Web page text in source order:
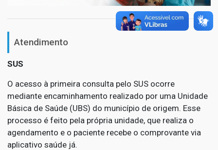
Atendimento
SUS
O acesso à primeira consulta pelo SUS ocorre
mediante encaminhamento realizado por uma Unidade
Básica de Saúde (UBS) do município de origem. Esse
processo é feito pela própria unidade, que realiza o
agendamento e o paciente recebe o comprovante via
aplicativo saúde já.